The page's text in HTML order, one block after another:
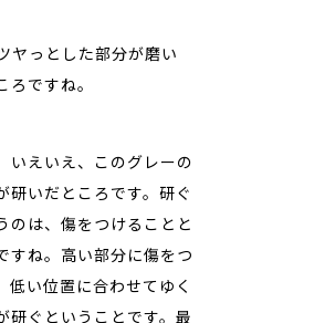
ツヤっとした部分が磨い
ろですね。
いえいえ、このグレーの
研いだところです。研ぐ
のは、傷をつけることと
すね。高い部分に傷をつ
低い位置に合わせてゆく
研ぐということです。最